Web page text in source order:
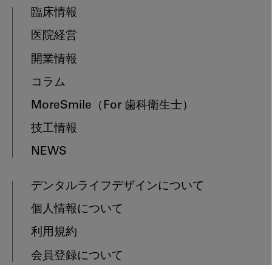
臨床情報
医院経営
開業情報
コラム
MoreSmile （For 歯科衛生士）
技工情報
NEWS
デンタルライフデザインについて
個人情報について
利用規約
会員登録について